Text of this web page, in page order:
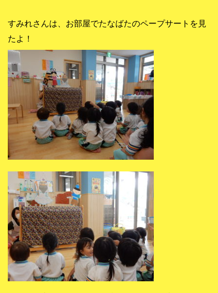
すみれさんは、お部屋でたなばたのペープサートを見
たよ！